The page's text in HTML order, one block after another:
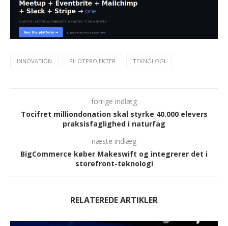
INNOVATION PILOTPROJEKTER TEKNOLOGI
forrige indlæg
Tocifret milliondonation skal styrke 40.000 elevers
praksisfaglighed i naturfag
næste indlæg
BigCommerce køber Makeswift og integrerer det i
storefront-teknologi
RELATEREDE ARTIKLER